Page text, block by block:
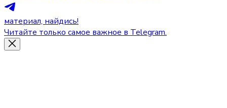
материал, найдись!
Читайте только самое важное в Telegram.